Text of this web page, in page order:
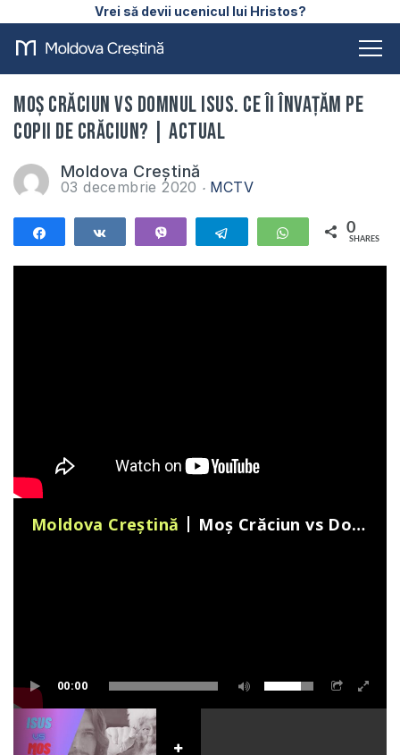
Vrei să devii ucenicul lui Hristos?
Moș Crăciun vs Domnul Isus. Ce îi învațăm pe
copii de Crăciun? | ACTUAL
Moldova Creștină
03 decembrie 2020 MCTV
Telegram WhatsApp
0
SHARES
00:00
Moldova Creștină Moș Crăciun vs Domnul Isus. Ce îi învațăm pe copii de Crăciun? | ACTUAL